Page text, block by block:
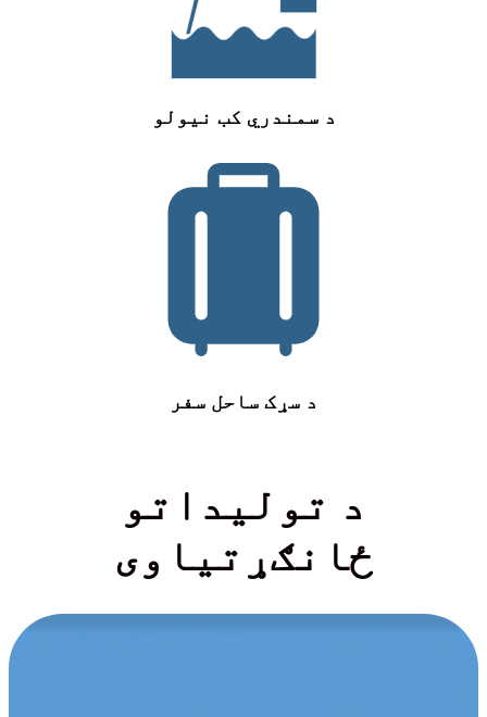
د سمندري کب نیولو
د سړک ساحل سفر
د تولیداتو
ځانګړتیاوی